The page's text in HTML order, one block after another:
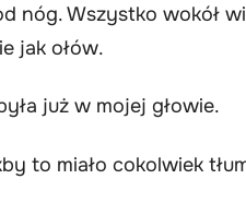
nóg. Wszystko wokół
jak ołów.
już w mojej głowie.
to miało cokolwiek